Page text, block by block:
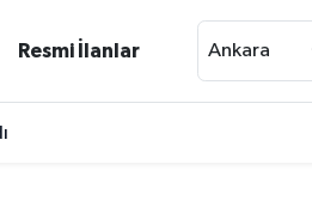
Resmi İlanlar Ankara